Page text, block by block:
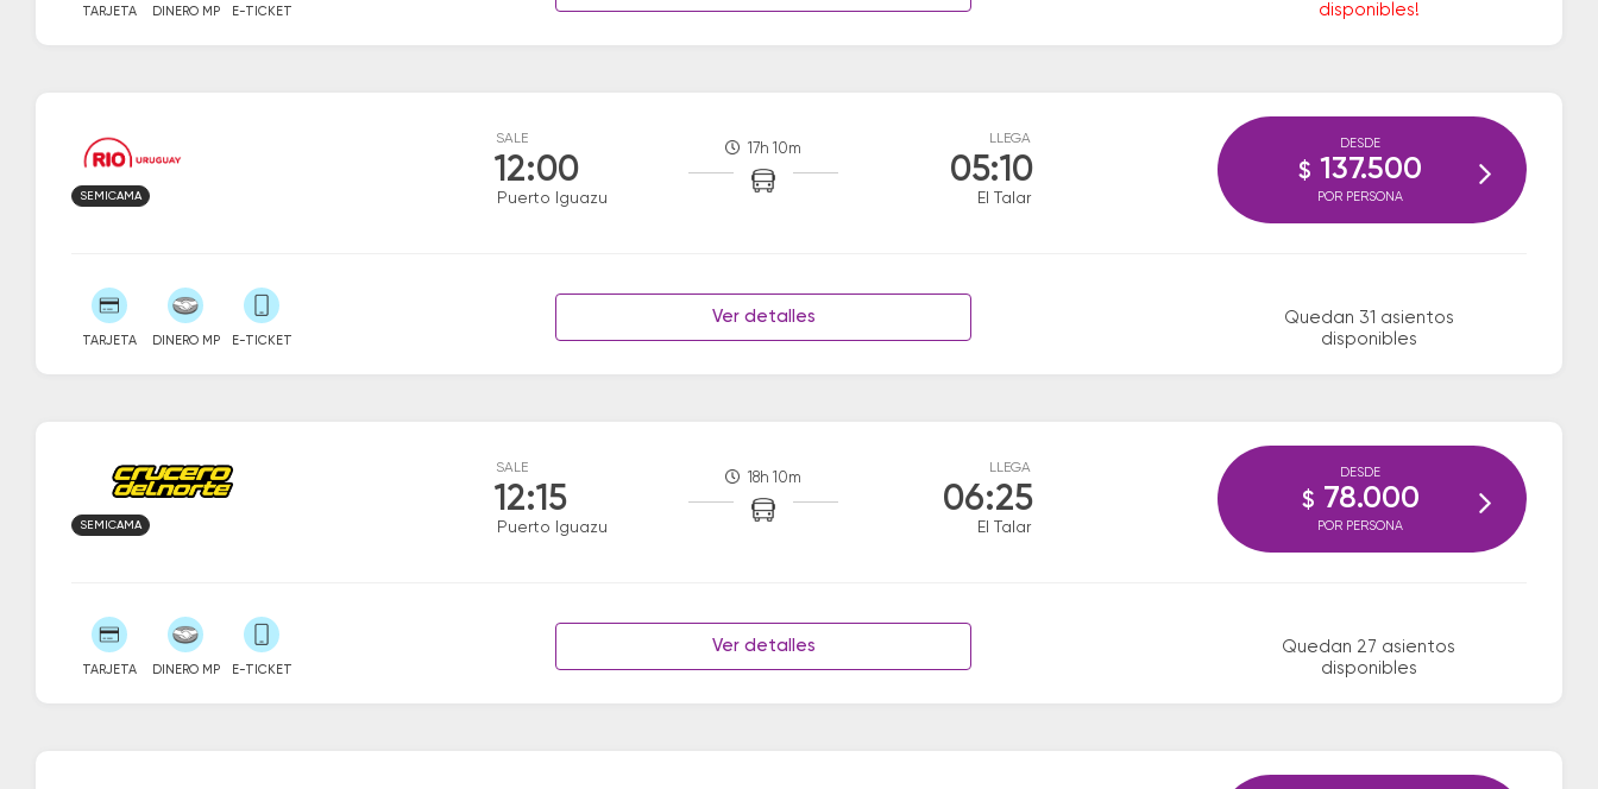
TARJETA DINERO MP E-TICKET
disponibles!
SALE
12:00
Puerto Iguazu
17h 10m
LLEGA
05:10
El Talar
SEMICAMA
TARJETA DINERO MP E-TICKET
Ver detalles
Quedan 31 asientos
disponibles
DESDE
$ 137.500
POR PERSONA
SALE
12:15
Puerto Iguazu
18h 10m
LLEGA
06:25
El Talar
SEMICAMA
TARJETA DINERO MP E-TICKET
Ver detalles
Quedan 27 asientos
disponibles
DESDE
$ 78.000
POR PERSONA